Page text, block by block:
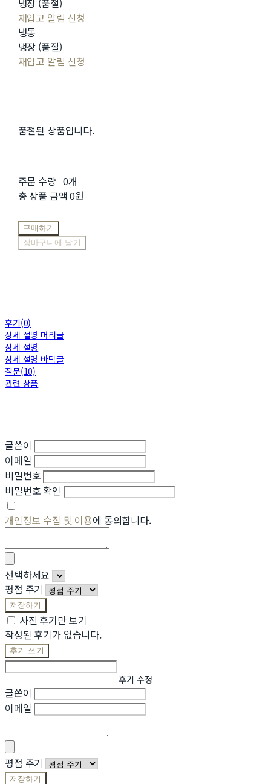
재입고 알림 신청
냉동
냉장 (품절)
재입고 알림 신청
품절된 상품입니다.
주문 수량 0개
총 상품 금액 0원
구매하기
장바구니에 담기
후기(0)
상세 설명 머리글
상세 설명
상세 설명 바닥글
질문(10)
관련 상품
글쓴이
이메일
비밀번호
비밀번호 확인
개인정보 수집 및 이용에 동의합니다.
선택하세요
평점 주기
저장하기
사진 후기만 보기
작성된 후기가 없습니다.
후기 쓰기
후기 수정
글쓴이
이메일
평점 주기
저장하기